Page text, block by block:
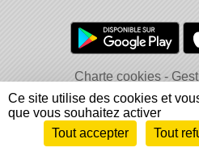
Charte cookies
Informations légales
Envie de participer ?
Ce site utilise des cookies et
que vous souhaitez activer
Tout accepter
Tout